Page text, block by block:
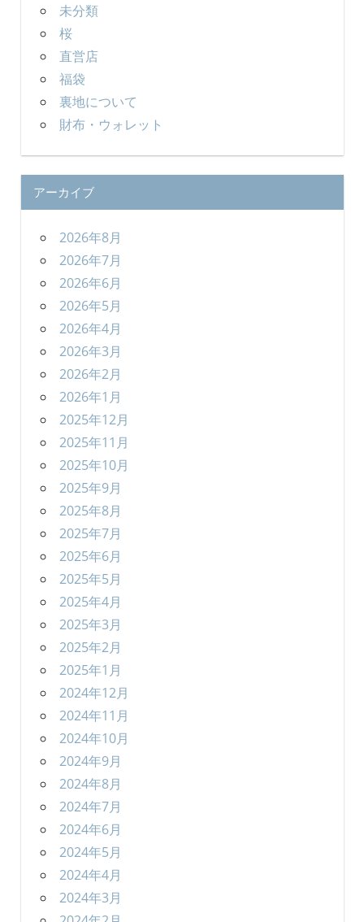
未分類
桜
直営店
福袋
裏地について
財布・ウォレット
アーカイブ
2026年8月
2026年7月
2026年6月
2026年5月
2026年4月
2026年3月
2026年2月
2026年1月
2025年12月
2025年11月
2025年10月
2025年9月
2025年8月
2025年7月
2025年6月
2025年5月
2025年4月
2025年3月
2025年2月
2025年1月
2024年12月
2024年11月
2024年10月
2024年9月
2024年8月
2024年7月
2024年6月
2024年5月
2024年4月
2024年3月